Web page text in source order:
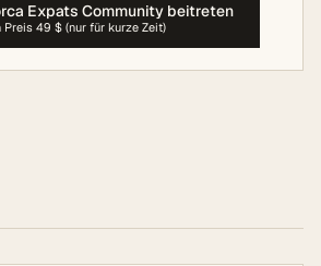
Expats Community beitreten
Preis 49 $ (nur für kurze Zeit)